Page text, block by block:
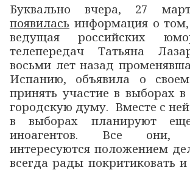
Буквально вчера, 27
появилась информация о
ведущая российских
телепередач Татьяна
восьми лет назад
Испанию, объявила о
принять участие в выборах
городскую думу. Вместе с ней
в выборах планируют
иноагентов. Все они,
интересуются положением
всегда рады покритиковать